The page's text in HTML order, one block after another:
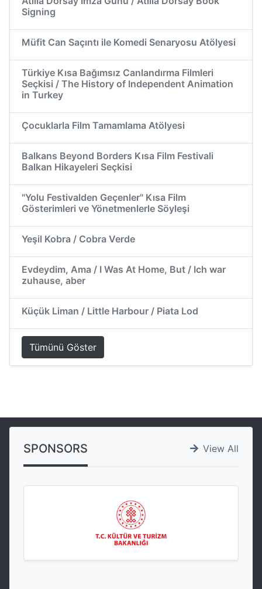
Signing
Müfit Can Saçıntı ile Komedi Senaryosu Atölyesi
Türkiye Kısa Bağımsız Canlandırma Filmleri
Seçkisi / The History of Independent Animation
in Turkey
Çocuklarla Film Tamamlama Atölyesi
Balkans Beyond Borders Kısa Film Festivali
Balkan Hikayeleri Seçkisi
"Yolu Festivalden Geçenler" Kısa Film
Gösterimleri ve Yönetmenlerle Söyleşi
Yeşil Kobra / Cobra Verde
Evdeydim, Ama / I Was At Home, But / Ich war
zuhause, aber
Küçük Liman / Little Harbour / Piata Lod
Tümünü Göster
View All
SPONSORS